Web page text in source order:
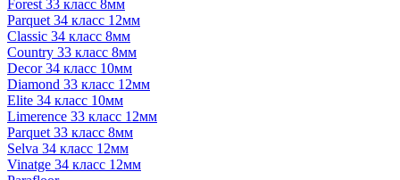
Forest 33 класс 8мм
Parquet 34 класс 12мм
Classic 34 класс 8мм
Country 33 класс 8мм
Decor 34 класс 10мм
Diamond 33 класс 12мм
Elite 34 класс 10мм
Limerence 33 класс 12мм
Parquet 33 класс 8мм
Selva 34 класс 12мм
Vinatge 34 класс 12мм